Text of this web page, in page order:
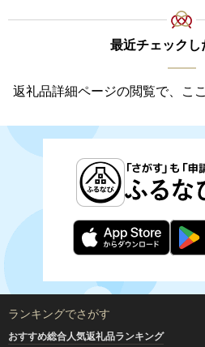
最近チェックし
返礼品詳細ページの閲覧で、こ
ランキングでさがす
おすすめ総合人気返礼品ランキング